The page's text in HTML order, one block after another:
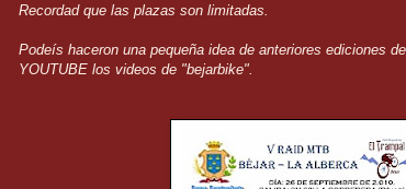
Recordad que las plazas son limitadas.
Podeís haceron una pequeña idea de anteriores ediciones
YOUTUBE los videos de "bejarbike".